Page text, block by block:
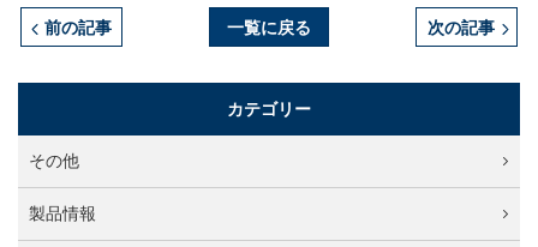
前の記事 一覧に戻る 次の記事
カテゴリー
その他
製品情報